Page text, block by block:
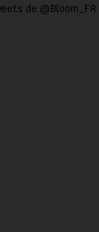
de @Bloom_FR